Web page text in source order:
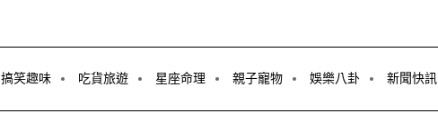
搞笑趣味 吃貨旅遊 星座命理 親子寵物 娛樂八卦 新聞快訊